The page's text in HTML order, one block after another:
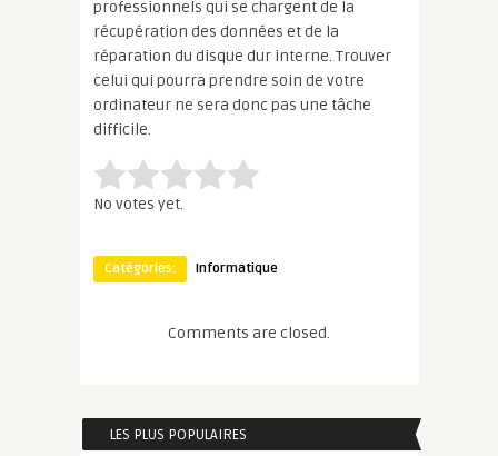
professionnels qui se chargent de la
récupération des données et de la
réparation du disque dur interne. Trouver
celui qui pourra prendre soin de votre
ordinateur ne sera donc pas une tâche
difficile.
Rate this item: Submit Rating
No votes yet.
Catégories: Informatique
Comments are closed.
LES PLUS POPULAIRES